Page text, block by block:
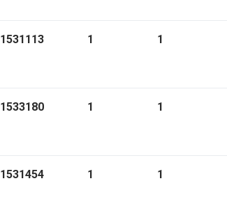
1531113 1 1
1533180 1 1
1531454 1 1